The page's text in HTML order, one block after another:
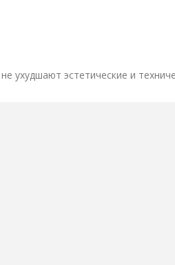
ухудшают эстетические и